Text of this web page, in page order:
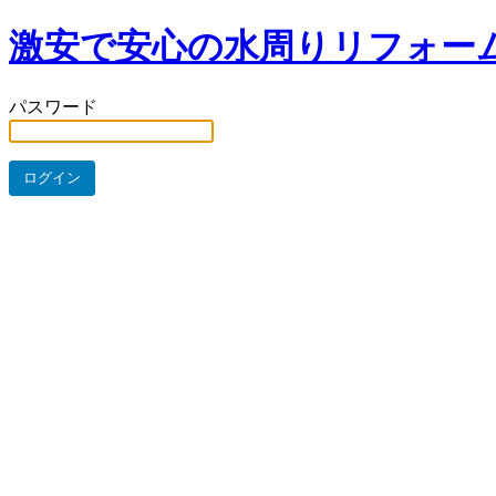
激安で安心の水周りリフォー
パスワード